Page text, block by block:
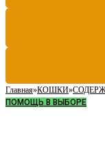
Главная»КОШКИ»
ПОМОЩЬ В ВЫБОРЕ